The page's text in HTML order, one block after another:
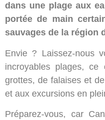
dans une plage aux
portée de main
sauvages de la région
Envie ? Laissez-nous
incroyables plages, ce
grottes, de falaises et
et aux excursions en
Préparez-vous, car